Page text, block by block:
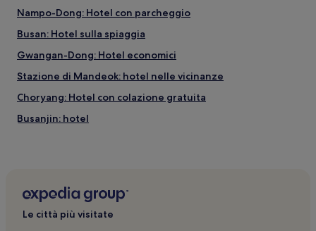
Nampo-Dong: Hotel con parcheggio
Busan: Hotel sulla spiaggia
Gwangan-Dong: Hotel economici
Stazione di Mandeok: hotel nelle vicinanze
Choryang: Hotel con colazione gratuita
Busanjin: hotel
Distretto di Suyeong: Hotel economici
Millak-Tong: Hotel economici
Le città più visitate